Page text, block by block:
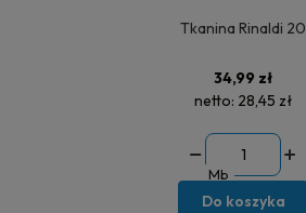
Tkanina Rinaldi 20
34,99 zł
netto: 28,45 zł
Mb
Do koszyka